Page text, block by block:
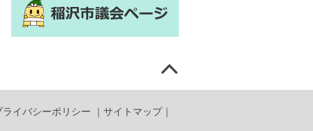
ライバシーポリシー ｜ サイトマップ｜